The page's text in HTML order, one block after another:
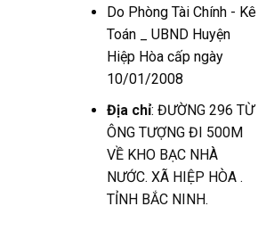
Do Phòng Tài Chính - Kê
Toán _ UBND Huyện
Hiệp Hòa cấp ngày
10/01/2008
Địa chỉ: ĐƯỜNG 296 TỪ
ÔNG TƯỢNG ĐI 500M
VỀ KHO BẠC NHÀ
NƯỚC. XÃ HIỆP HÒA .
TỈNH BẮC NINH.